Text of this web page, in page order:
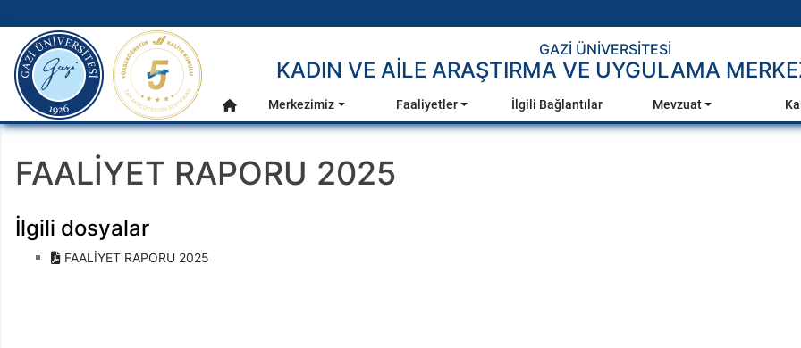
Ana Menü
gazi.edu.tr
GAZİ ÜNİVERSİTESİ
KADIN VE AİLE ARAŞTIRMA VE UYGULAMA
Anasayfa
Merkezimiz Faaliyetler İlgili Bağlantılar Mevzuat
FAALİYET RAPORU 2025
İlgili dosyalar
FAALİYET RAPORU 2025